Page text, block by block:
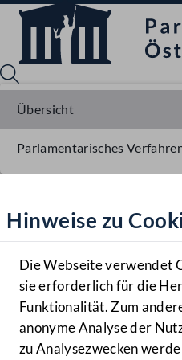
Hilfe
Benutzer
Navigationsmenü
MENÜ
Hinweise zu
Die Webseite verwendet
sie erforderlich für die
Funktionalität. Zum
anonyme Analyse der
zu Analysezwecken
Übersicht
Parlamentarisches